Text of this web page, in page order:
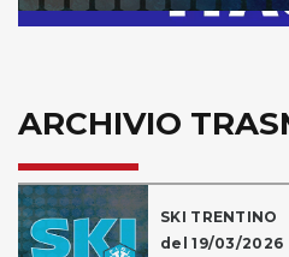
ARCHIVIO
SKI TRENTINO
del 19/03/2026